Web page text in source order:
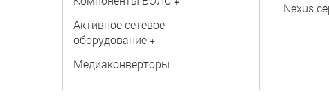
Активное сетевое
оборудование +
Медиаконверторы
Nexus